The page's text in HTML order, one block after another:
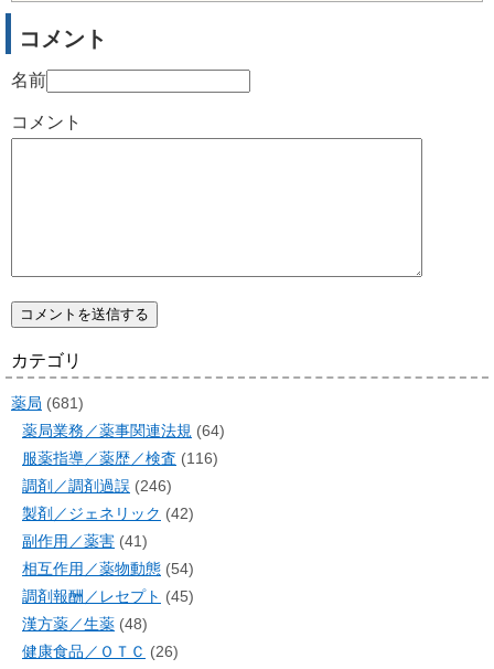
コメント
名前
コメント
カテゴリ
薬局 (681)
薬局業務／薬事関連法規 (64)
服薬指導／薬歴／検査 (116)
調剤／調剤過誤 (246)
製剤／ジェネリック (42)
副作用／薬害 (41)
相互作用／薬物動態 (54)
調剤報酬／レセプト (45)
漢方薬／生薬 (48)
健康食品／ＯＴＣ (26)